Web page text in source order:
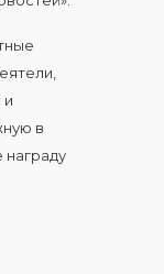
и
в